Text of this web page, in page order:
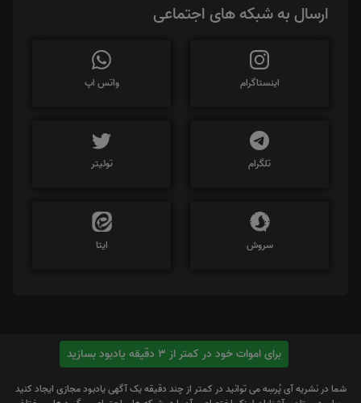
ارسال به شبکه های اجتماعی
اینستاگرام واتس اپ
تلگرام توئیتر
سروش ایتا
برای اموات خود در کمتر از 3 دقیقه یادبود بسازید
شما در نشریه آی پُرسِه می توانید در کمتر از چند دقیقه یک آگهی یادبود مجازی ایجاد کنید